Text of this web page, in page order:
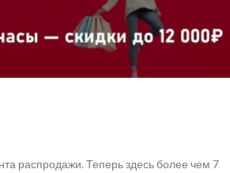
часы». Сегодня интернет-магазин снова
со скидками до 12 000₽. В этот раз в
Apple, в также аксессуаров к
распродажи. Теперь здесь более чем 7